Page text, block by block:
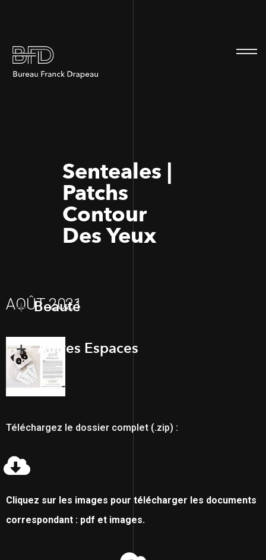
Senteales |
Patchs
Contour
Des Yeux
AOÛT 2021
Beauté
Autres Espaces
Téléchargez le dossier complet (.zip) :
Cliquez sur les images pour télécharger les documents
correspondant : pdf et images.